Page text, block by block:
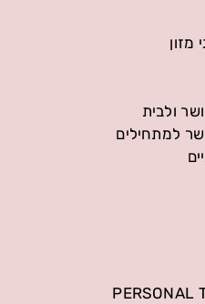
מזון
ולבית
למתחילים
PERSONAL